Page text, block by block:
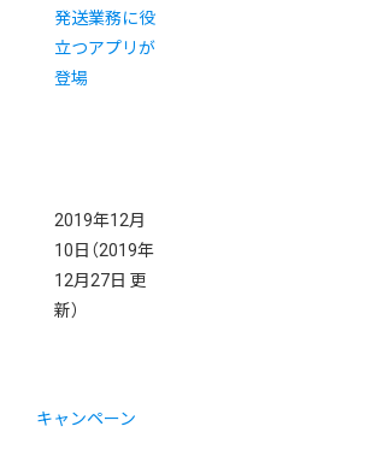
発送業務に役
立つアプリが
登場
2019年12月
10日 （2019年
12月27日 更
新）
キャンペーン